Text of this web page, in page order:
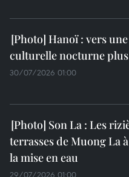
Hanoï : vers
culturelle nocturne
30/07/2026 01:00
Son La : Les
terrasses de Muong La
la mise en eau